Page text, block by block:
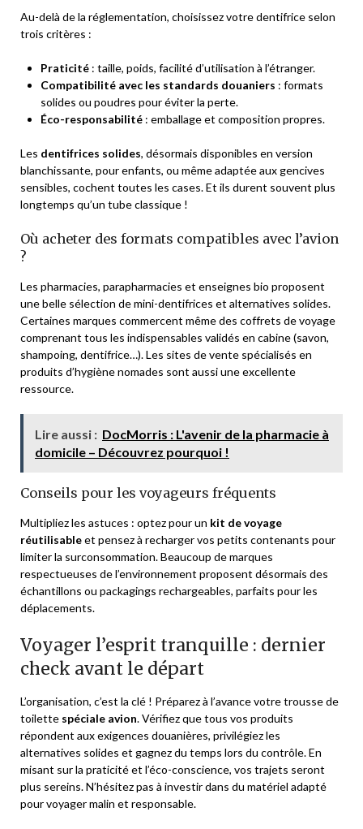
Au-delà de la réglementation, choisissez votre dentifrice selon
trois critères :
Praticité : taille, poids, facilité d’utilisation à l’étranger.
Compatibilité avec les standards douaniers : formats
solides ou poudres pour éviter la perte.
Éco-responsabilité : emballage et composition propres.
Les dentifrices solides, désormais disponibles en version
blanchissante, pour enfants, ou même adaptée aux gencives
sensibles, cochent toutes les cases. Et ils durent souvent plus
longtemps qu’un tube classique !
Où acheter des formats compatibles avec l’avion
?
Les pharmacies, parapharmacies et enseignes bio proposent
une belle sélection de mini-dentifrices et alternatives solides.
Certaines marques commercent même des coffrets de voyage
comprenant tous les indispensables validés en cabine (savon,
shampoing, dentifrice…). Les sites de vente spécialisés en
produits d’hygiène nomades sont aussi une excellente
ressource.
Lire aussi : DocMorris : L'avenir de la pharmacie à
domicile – Découvrez pourquoi !
Conseils pour les voyageurs fréquents
Multipliez les astuces : optez pour un kit de voyage
réutilisableet pensez à recharger vos petits contenants pour
limiter la surconsommation. Beaucoup de marques
respectueuses de l’environnement proposent désormais des
échantillons ou packagings rechargeables, parfaits pour les
déplacements.
Voyager l’esprit tranquille : dernier
check avant le départ
L’organisation, c’est la clé ! Préparez à l’avance votre trousse de
toilette spéciale avion. Vérifiez que tous vos produits
répondent aux exigences douanières, privilégiez les
alternatives solides et gagnez du temps lors du contrôle. En
misant sur la praticité et l’éco-conscience, vos trajets seront
plus sereins. N’hésitez pas à investir dans du matériel adapté
pour voyager malin et responsable.